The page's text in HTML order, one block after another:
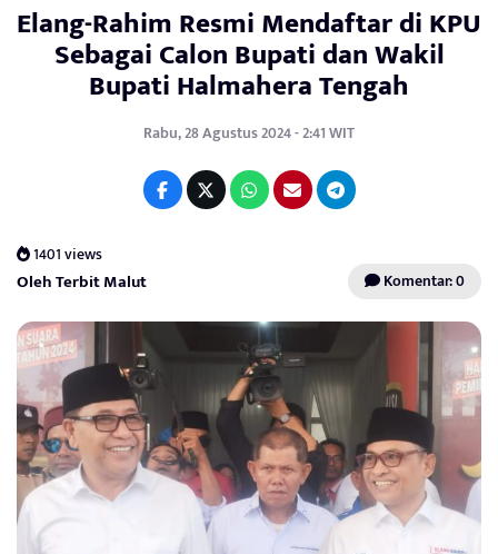
Elang-Rahim Resmi Mendaftar di KPU
Sebagai Calon Bupati dan Wakil
Bupati Halmahera Tengah
Rabu, 28 Agustus 2024 - 2:41 WIT
1401 views
Oleh Terbit Malut Komentar: 0